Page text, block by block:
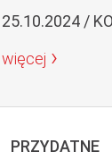
25.10.2024 /
więcej
PRZYDATNE